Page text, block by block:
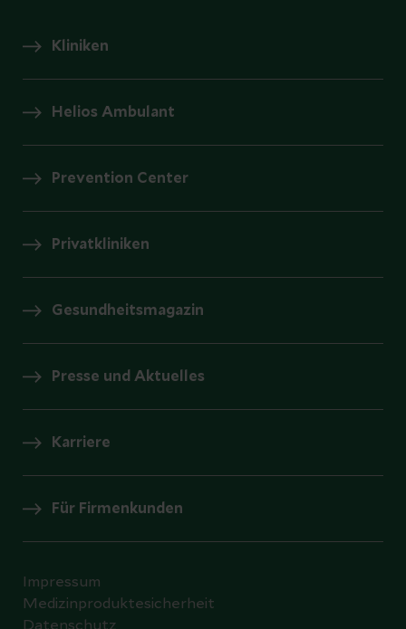
Kliniken
Helios Ambulant
Prevention Center
Privatkliniken
Gesundheitsmagazin
Presse und Aktuelles
Karriere
Für Firmenkunden
Impressum
Medizinproduktesicherheit
Datenschutz